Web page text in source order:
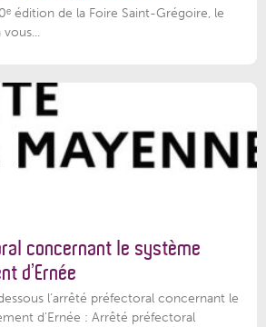
édition de la Foire Saint-Grégoire, le
concernant le système
d’Ernée
l’arrêté préfectoral concernant le
d'Ernée : Arrêté préfectoral